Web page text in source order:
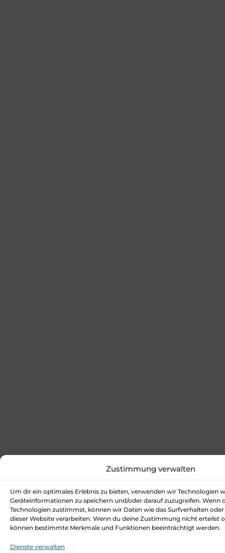
Zustimmung verwalten
Um dir ein optimales Erlebnis zu bieten, verwenden wir Technologien
Geräteinformationen zu speichern und/oder darauf zuzugreifen. Wenn
Technologien zustimmst, können wir Daten wie das Surfverhalten
dieser Website verarbeiten. Wenn du deine Zustimmung nicht erteilst
können bestimmte Merkmale und Funktionen beeinträchtigt werden.
Dienste verwalten